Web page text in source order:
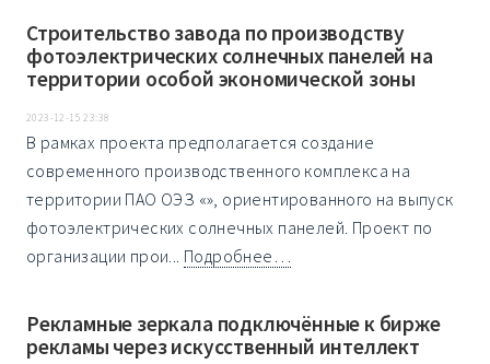
Строительство завода по производству
фотоэлектрических солнечных панелей на
территории особой экономической зоны
2023-12-15 23:38
В рамках проекта предполагается создание
современного производственного комплекса на
территории ПАО ОЭЗ «», ориентированного на выпуск
фотоэлектрических солнечных панелей. Проект по
организации прои... Подробнее…
Рекламные зеркала подключённые к бирже
рекламы через искусственный интеллект